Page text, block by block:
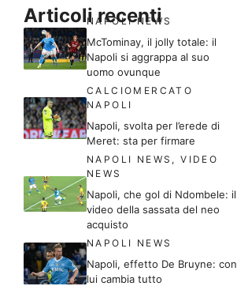
Articoli recenti
NAPOLI NEWS
McTominay, il jolly totale: il
Napoli si aggrappa al suo
uomo ovunque
CALCIOMERCATO
NAPOLI
Napoli, svolta per l’erede di
Meret: sta per firmare
NAPOLI NEWS ,VIDEO
NEWS
Napoli, che gol di Ndombele: il
video della sassata del neo
acquisto
NAPOLI NEWS
Napoli, effetto De Bruyne: con
lui cambia tutto